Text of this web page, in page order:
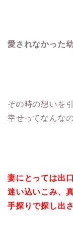
愛されなかった幼
その時の想いを
幸せってなんな
妻にとっては出
迷い込いこみ、
手探りで探し出